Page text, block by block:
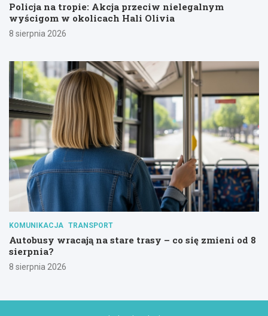
Policja na tropie: Akcja przeciw nielegalnym
wyścigom w okolicach Hali Olivia
8 sierpnia 2026
KOMUNIKACJA TRANSPORT
Autobusy wracają na stare trasy – co się zmieni od 8
sierpnia?
8 sierpnia 2026